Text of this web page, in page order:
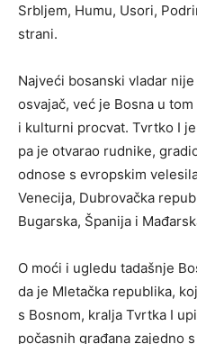
Srbljem, Humu, Usori,
strani.
Najveći bosanski vladar
osvajač, već je Bosna u
i kulturni procvat. Tvrtko I
pa je otvarao rudnike,
odnose s evropskim
Venecija, Dubrovačka
Bugarska, Španija i
O moći i ugledu tadašnje
da je Mletačka republika,
s Bosnom, kralja Tvrtka I
počasnih građana zajedno